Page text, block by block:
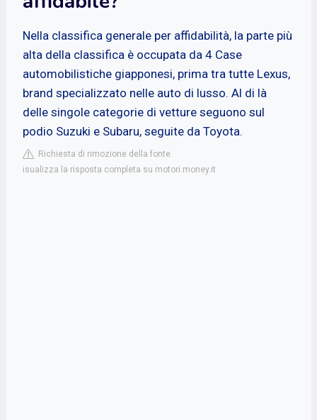
Nella classifica generale per affidabilità, la parte più
alta della classifica è occupata da 4 Case
automobilistiche giapponesi, prima tra tutte Lexus,
brand specializzato nelle auto di lusso. Al di là
delle singole categorie di vetture seguono sul
podio Suzuki e Subaru, seguite da Toyota.
Richiesta di rimozione della fonte
isualizza la risposta completa su motori.money.it